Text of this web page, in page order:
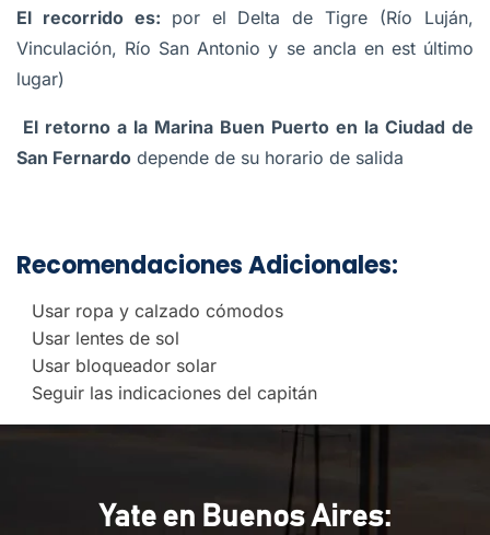
El recorrido es: por el Delta de Tigre (Río Luján,
Vinculación, Río San Antonio y se ancla en est último
lugar)
El retorno a la Marina Buen Puerto en la Ciudad de
San Fernardo depende de su horario de salida
Recomendaciones Adicionales:
Usar ropa y calzado cómodos
Usar lentes de sol
Usar bloqueador solar
Seguir las indicaciones del capitán
Yate en Buenos Aires: